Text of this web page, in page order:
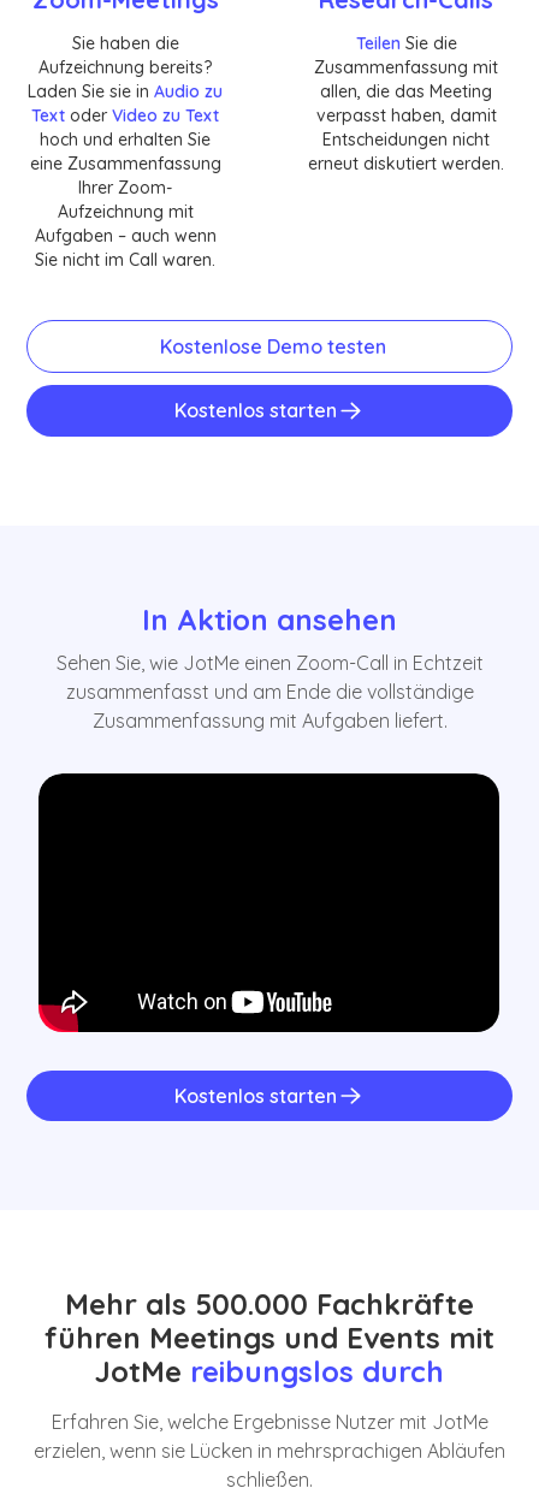
Sie haben die
Aufzeichnung bereits?
Laden Sie sie in Audio zu
Text oder Video zu Text
hoch und erhalten Sie
eine Zusammenfassung
Ihrer Zoom-
Aufzeichnung mit
Aufgaben – auch wenn
Sie nicht im Call waren.
Teilen Sie die
Zusammenfassung mit
allen, die das Meeting
verpasst haben, damit
Entscheidungen nicht
erneut diskutiert werden.
Kostenlose Demo testen
Kostenlos starten
In Aktion ansehen
Sehen Sie, wie JotMe einen Zoom-Call in Echtzeit
zusammenfasst und am Ende die vollständige
Zusammenfassung mit Aufgaben liefert.
Kostenlos starten
Mehr als 500.000 Fachkräfte
führen Meetings und Events mit
JotMe reibungslos durch
Erfahren Sie, welche Ergebnisse Nutzer mit JotMe
erzielen, wenn sie Lücken in mehrsprachigen Abläufen
schließen.